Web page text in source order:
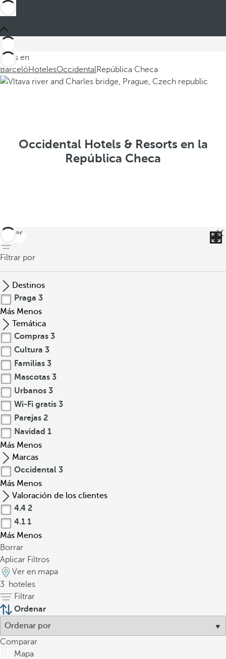
Estás en
BarcelóHotelesOccidentalRepública Checa
Occidental Hotels & Resorts en la
República Checa
volver
Filtrar por
Destinos
Praga 3
Más Menos
Temática
Compras 3
Cultura 3
Familias 3
Mascotas 3
Urbanos 3
Wi-Fi gratis 3
Parejas 2
Navidad 1
Más Menos
Marcas
Occidental 3
Más Menos
Valoración de los clientes
4.4 2
4.1 1
Más Menos
Borrar
Aplicar Filtros
Ver en mapa
3
hoteles
Filtrar
Ordenar
Comparar
Mapa